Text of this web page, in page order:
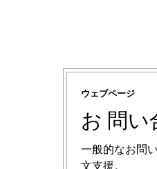
ウェブページ
お 問い
一般的なお問
文支援。